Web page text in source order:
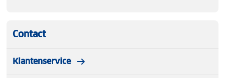
Contact
Klantenservice